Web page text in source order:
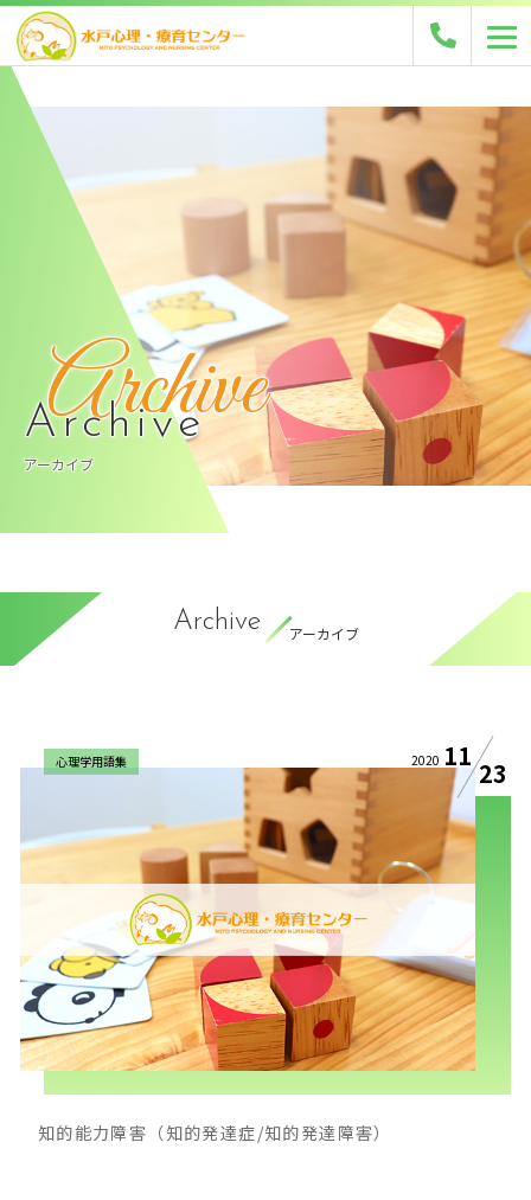
Archive
Archive
アーカイブ
Archive
アーカイブ
心理学用語集 2020 11
23
知的能力障害（知的発達症/知的発達障害）